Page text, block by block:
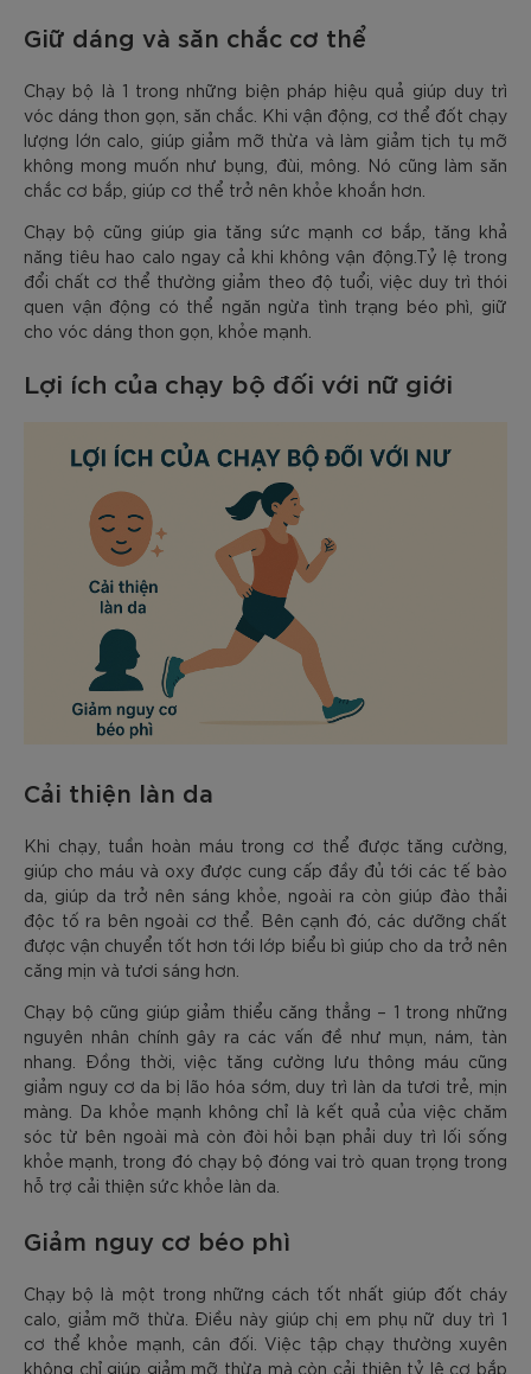
Giữ dáng và săn chắc cơ thể
Chạy bộ là 1 trong những biện pháp hiệu quả giúp duy trì
vóc dáng thon gọn, săn chắc. Khi vận động, cơ thể đốt chạy
lượng lớn calo, giúp giảm mỡ thừa và làm giảm tịch tụ mỡ
không mong muốn như bụng, đùi, mông. Nó cũng làm săn
chắc cơ bắp, giúp cơ thể trở nên khỏe khoắn hơn.
Chạy bộ cũng giúp gia tăng sức mạnh cơ bắp, tăng khả
năng tiêu hao calo ngay cả khi không vận động.Tỷ lệ trong
đổi chất cơ thể thường giảm theo độ tuổi, việc duy trì thói
quen vận động có thể ngăn ngừa tình trạng béo phì, giữ
cho vóc dáng thon gọn, khỏe mạnh.
Lợi ích của chạy bộ đối với nữ giới
Cải thiện làn da
Khi chạy, tuần hoàn máu trong cơ thể được tăng cường,
giúp cho máu và oxy được cung cấp đầy đủ tới các tế bào
da, giúp da trở nên sáng khỏe, ngoài ra còn giúp đào thải
độc tố ra bên ngoài cơ thể. Bên cạnh đó, các dưỡng chất
được vận chuyển tốt hơn tới lớp biểu bì giúp cho da trở nên
căng mịn và tươi sáng hơn.
Chạy bộ cũng giúp giảm thiểu căng thẳng – 1 trong những
nguyên nhân chính gây ra các vấn đề như mụn, nám, tàn
nhang. Đồng thời, việc tăng cường lưu thông máu cũng
giảm nguy cơ da bị lão hóa sớm, duy trì làn da tươi trẻ, mịn
màng. Da khỏe mạnh không chỉ là kết quả của việc chăm
sóc từ bên ngoài mà còn đòi hỏi bạn phải duy trì lối sống
khỏe mạnh, trong đó chạy bộ đóng vai trò quan trọng trong
hỗ trợ cải thiện sức khỏe làn da.
Giảm nguy cơ béo phì
Chạy bộ là một trong những cách tốt nhất giúp đốt cháy
calo, giảm mỡ thừa. Điều này giúp chị em phụ nữ duy trì 1
cơ thể khỏe mạnh, cân đối. Việc tập chạy thường xuyên
không chỉ giúp giảm mỡ thừa mà còn cải thiện tỷ lệ cơ bắp